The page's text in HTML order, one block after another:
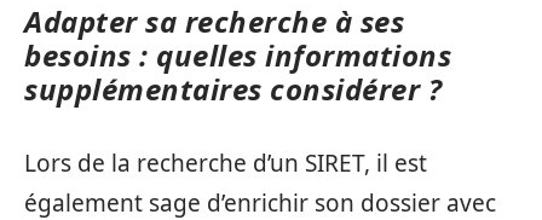
Adapter sa recherche à ses
besoins : quelles informations
supplémentaires considérer ?
Lors de la recherche d’un SIRET, il est
également sage d’enrichir son dossier avec